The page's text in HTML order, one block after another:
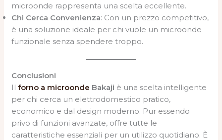
microonde rappresenta una scelta eccellente.
Chi Cerca Convenienza: Con un prezzo competitivo,
è una soluzione ideale per chi vuole un microonde
funzionale senza spendere troppo.
Conclusioni
Ilforno a microonde Bakaji è una scelta intelligente
per chi cerca un elettrodomestico pratico,
economico e dal design moderno. Pur essendo
privo di funzioni avanzate, offre tutte le
caratteristiche essenziali per un utilizzo quotidiano. È